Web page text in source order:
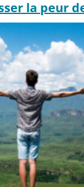
la peur